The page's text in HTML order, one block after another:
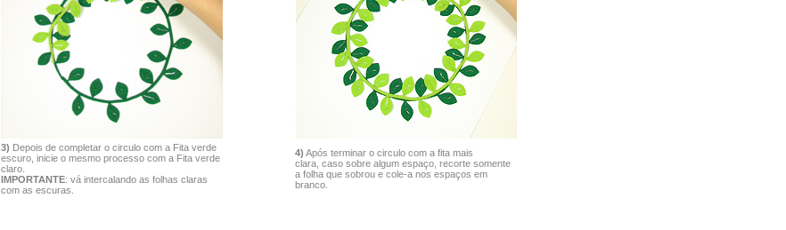
3) Depois de completar o circulo com a Fita verde
escuro, inicie o mesmo processo com a Fita verde
claro.
IMPORTANTE: vá intercalando as folhas claras
com as escuras.
4) Após terminar o circulo com a fita mais
clara, caso sobre algum espaço, recorte somente
a folha que sobrou e cole-a nos espaços em
branco.